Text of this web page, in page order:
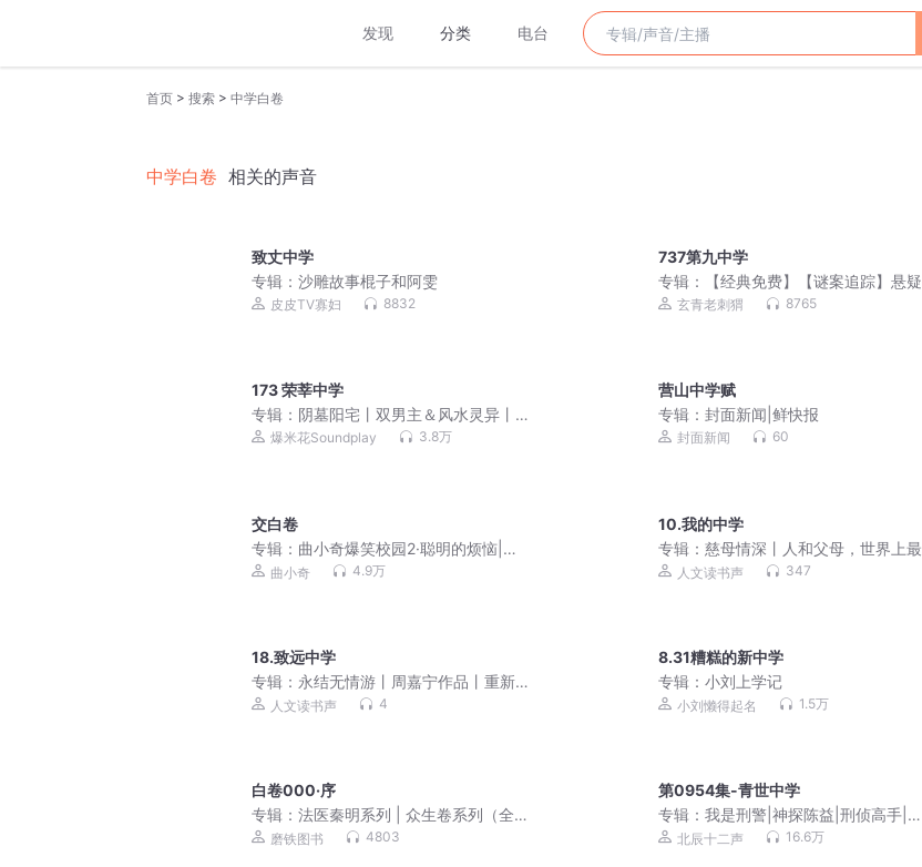
发现 分类 电台
首页 > 搜索 > 中学白卷
中学白卷 相关的声音
致丈中学
专辑： 沙雕故事棍子和阿雯
皮皮TV寡妇 8832
737第九中学
专辑：
【经典免费】【谜案追踪】悬疑
推理|长篇刑侦|悬爱
玄青老刺猬 8765
173 荣莘中学
专辑： 阴墓阳宅丨双男主＆风水灵异丨
多人有声剧
爆米花Soundplay 3.8万
营山中学赋
专辑：封面新闻|鲜快报
封面新闻 60
交白卷
专辑： 曲小奇爆笑校园2·聪明的烦恼|小
学生笑话|上学记
曲小奇 4.9万
10.我的中学
专辑：慈母情深丨人和父母，世界上最
真实的情感丨梁晓声作品
人文读书声 347
18.致远中学
专辑： 永结无情游丨周嘉宁作品丨重新
定义朋友与友谊
人文读书声 4
8.31糟糕的新中学
专辑：小刘上学记
小刘懒得起名 1.5万
白卷000·序
专辑： 法医秦明系列 | 众生卷系列（全
三册）| 骆驼演播
磨铁图书 4803
第0954集-青世中学
专辑：我是刑警|神探陈益|刑侦高手|降
维破案|身临其境
北辰十二声 16.6万